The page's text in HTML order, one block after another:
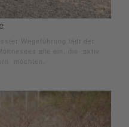
Wegeführung lädt der
alle ein, die aktiv
möchten.